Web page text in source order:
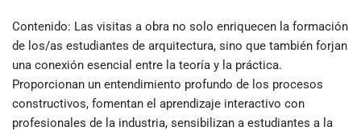
Contenido: Las visitas a obra no solo enriquecen la formación
de los/as estudiantes de arquitectura, sino que también forjan
una conexión esencial entre la teoría y la práctica.
Proporcionan un entendimiento profundo de los procesos
constructivos, fomentan el aprendizaje interactivo con
profesionales de la industria, sensibilizan a estudiantes a la